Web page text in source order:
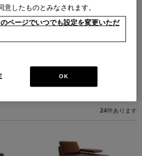
24件あります
意したものとみなされます。
ページでいつでも設定を変更いただ
OK